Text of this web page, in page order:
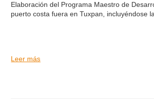
Elaboración del Programa Maestro de
puerto costa fuera en Tuxpan, incluyéndose
Leer más